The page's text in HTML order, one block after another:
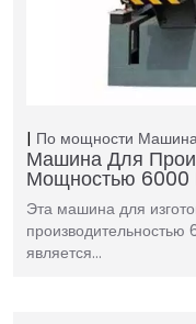
По мощности Машина
Машина Для
Мощностью
Эта машина для
является…